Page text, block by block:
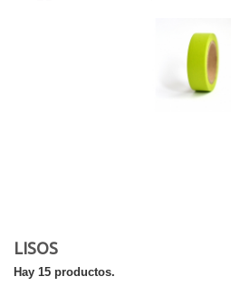
LISOS
Hay 15 productos.